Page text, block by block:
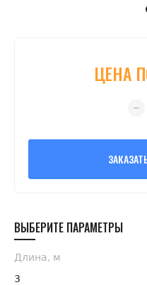
ЦЕНА
ВЫБЕРИТЕ ПАРАМЕТРЫ
Длина, м
3